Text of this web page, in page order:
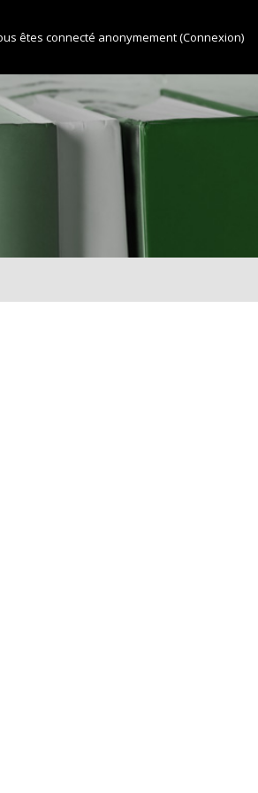
la saisie de recherche
êtes connecté anonymement (Connexion)